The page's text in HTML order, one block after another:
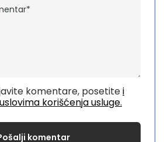
komentare, posetitei
korišćenja usluge.